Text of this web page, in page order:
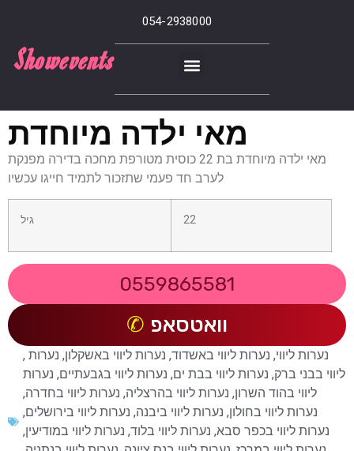
054-2938000
Showevents
מאי ילדה מיוחדת
מאי ילדה מיוחדת בת 22 כוסית מטורפת מחכה בדירה מפנקת
לערב חד פעמי שתזכור לתמיד חייגו עכשיו
גיל 22
0559865581
וואטסאפ
, נערות ליווי, נערות ליווי באשדוד, נערות ליווי באשקלון, נערות
ליווי בבני ברק, נערות ליווי בבת ים, נערות ליווי בגבעתיים, נערות
ליווי בהוד השרון, נערות ליווי בהרצליה, נערות ליווי בחדרה,
נערות ליווי בחולון, נערות ליווי ביבנה, נערות ליווי בירושלים,
נערות ליווי בכפר סבא, נערות ליווי בלוד, נערות ליווי במודיעין,